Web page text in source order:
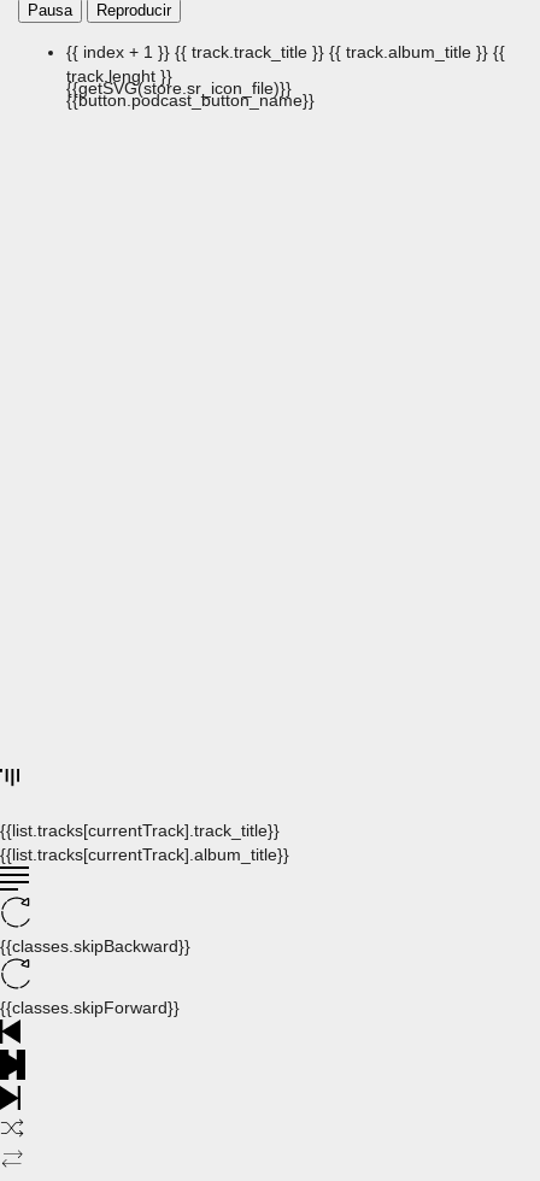
Pausa Reproducir
{{ index + 1 }} {{ track.track_title }} {{ track.album_title }} {{
track.lenght }}
{{getSVG(store.sr_icon_file)}}
{{button.podcast_button_name}}
{{list.tracks[currentTrack].track_title}}
{{list.tracks[currentTrack].album_title}}
{{classes.skipBackward}}
{{classes.skipForward}}